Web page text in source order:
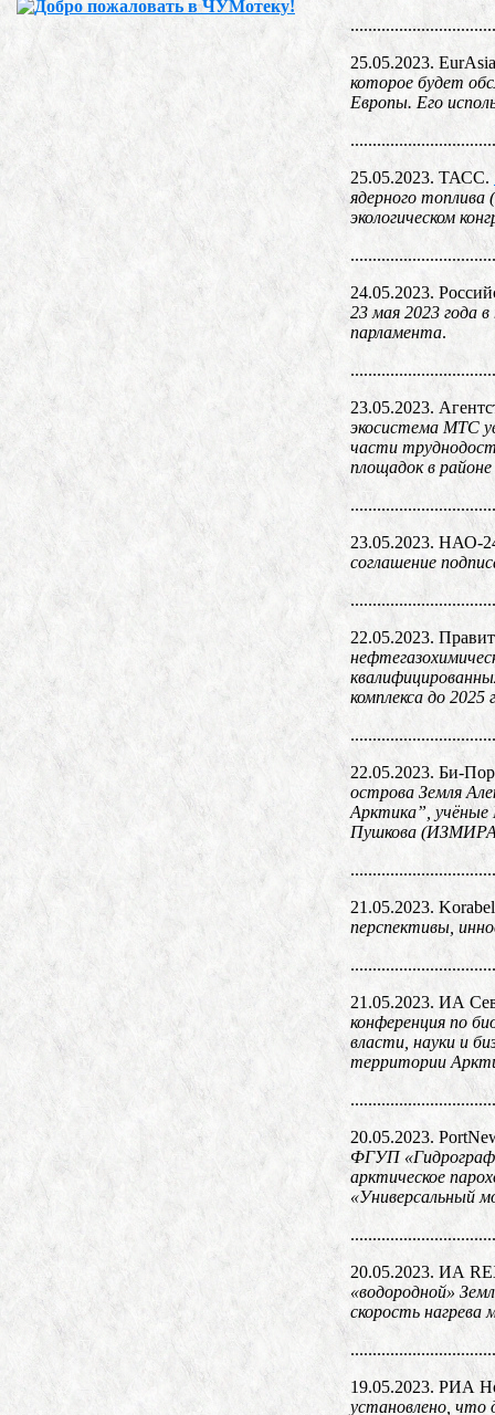
25.05.2023.
которое будет
Европы. Его
25.05.2023. ТАСС.
ядерного топлива
экологическом
24.05.2023.
23 мая 2023 года
парламента.
23.05.2023.
экосистема МТС
части
площадок в
23.05.2023. НАО-
соглашение
22.05.2023.
комплекса до
22.05.2023. Би-
острова Земля
Арктика”,
Пушкова
21.05.2023.
перспективы,
21.05.2023. ИА
конференция по
власти, науки и
территории
20.05.2023.
ФГУП
арктическое
«Универсальный
20.05.2023. ИА
«водородной»
скорость нагрева
19.05.2023. РИА
установлено, что